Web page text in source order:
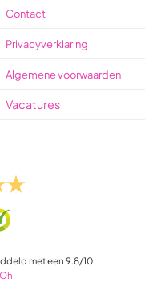
Contact
Privacyverklaring
Algemene voorwaarden
Vacatures
met een 9.8/10